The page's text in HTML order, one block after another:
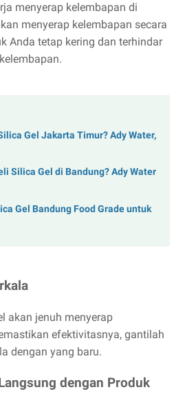
menyerap kelembapan di
menyerap kelembapan secara
Anda tetap kering dan terhindar
Gel Jakarta Timur? Ady Water,
Silica Gel di Bandung? Ady Water
Gel Bandung Food Grade untuk
akan jenuh menyerap
efektivitasnya, gantilah
dengan yang baru.
dengan Produk